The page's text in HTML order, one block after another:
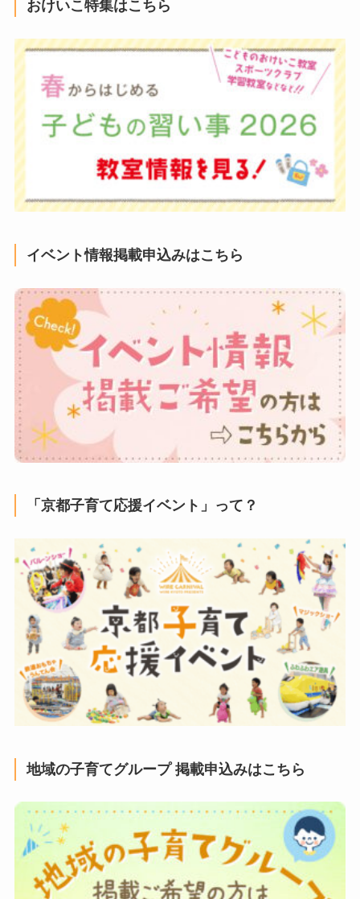
おけいこ特集はこちら
イベント情報掲載申込みはこちら
「京都子育て応援イベント」って？
地域の子育てグループ 掲載申込みはこちら